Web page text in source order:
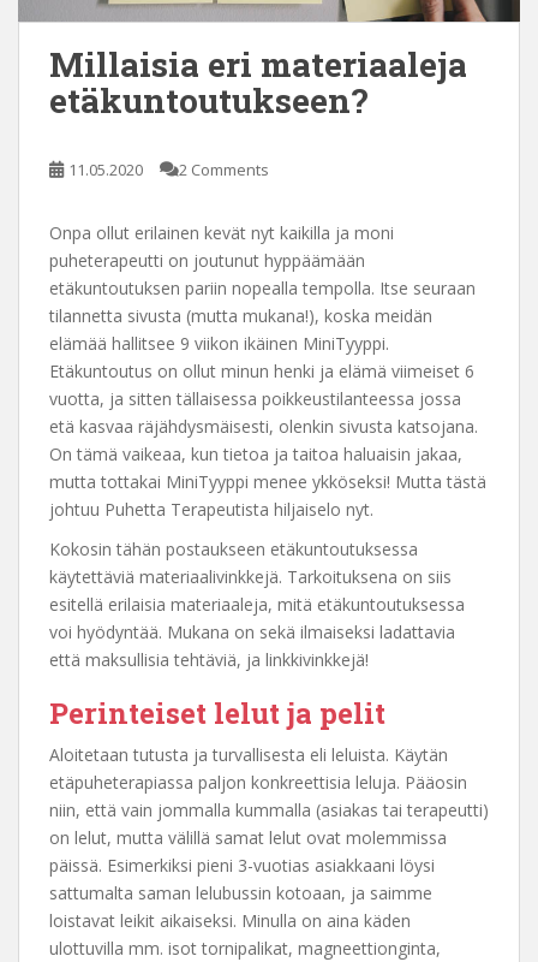
Millaisia eri materiaaleja
etäkuntoutukseen?
11.05.2020 2 Comments
Onpa ollut erilainen kevät nyt kaikilla ja moni
puheterapeutti on joutunut hyppäämään
etäkuntoutuksen pariin nopealla tempolla. Itse seuraan
tilannetta sivusta (mutta mukana!), koska meidän
elämää hallitsee 9 viikon ikäinen MiniTyyppi.
Etäkuntoutus on ollut minun henki ja elämä viimeiset 6
vuotta, ja sitten tällaisessa poikkeustilanteessa jossa
etä kasvaa räjähdysmäisesti, olenkin sivusta katsojana.
On tämä vaikeaa, kun tietoa ja taitoa haluaisin jakaa,
mutta tottakai MiniTyyppi menee ykköseksi! Mutta tästä
johtuu Puhetta Terapeutista hiljaiselo nyt.
Kokosin tähän postaukseen etäkuntoutuksessa
käytettäviä materiaalivinkkejä. Tarkoituksena on siis
esitellä erilaisia materiaaleja, mitä etäkuntoutuksessa
voi hyödyntää. Mukana on sekä ilmaiseksi ladattavia
että maksullisia tehtäviä, ja linkkivinkkejä!
Perinteiset lelut ja pelit
Aloitetaan tutusta ja turvallisesta eli leluista. Käytän
etäpuheterapiassa paljon konkreettisia leluja. Pääosin
niin, että vain jommalla kummalla (asiakas tai terapeutti)
on lelut, mutta välillä samat lelut ovat molemmissa
päissä. Esimerkiksi pieni 3-vuotias asiakkaani löysi
sattumalta saman lelubussin kotoaan, ja saimme
loistavat leikit aikaiseksi. Minulla on aina käden
ulottuvilla mm. isot tornipalikat, magneettionginta,